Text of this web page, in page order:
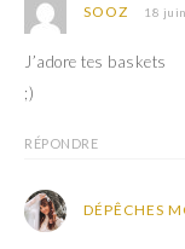
SOOZ 18
J’adore tes baskets
;)
RÉPONDRE
DÉPÊCHES